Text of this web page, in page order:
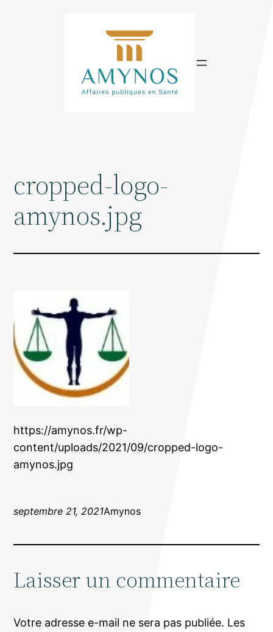
cropped-logo-
amynos.jpg
https://amynos.fr/wp-
content/uploads/2021/09/cropped-logo-
amynos.jpg
septembre 21, 2021Amynos
Laisser un commentaire
Votre adresse e-mail ne sera pas publiée. Les